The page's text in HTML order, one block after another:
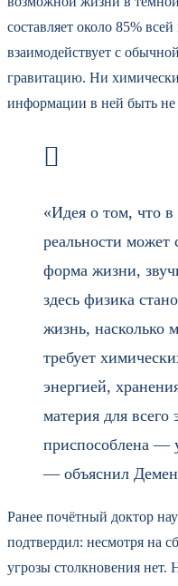
составляет около 85%
взаимодействует с
гравитацию. Ни
информации в ней быть не
«Идея о том, что
реальности может
форма жизни,
здесь физика
жизнь, насколько
требует
энергией,
материя для всего
приспособлена —
— объяснил
Ранее почётный доктор
подтвердил: несмотря на
угрозы столкновения нет.